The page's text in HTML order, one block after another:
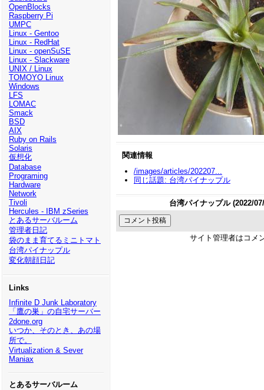
OpenBlocks
Raspberry Pi
UMPC
Linux - Gentoo
Linux - RedHat
Linux - openSuSE
Linux - Slackware
UNIX / Linux
TOMOYO Linux
Windows
LFS
LOMAC
Smack
BSD
AIX
Ruby on Rails
Solaris
仮想化
Database
Programing
Hardware
Network
Tivoli
Hercules - IBM zSeries
とあるサーバルーム
管理者日記
袋のまま育てるミニトマト
台湾パイナップル
変化朝顔日記
Links
Infinite D Junk Laboratory
「鷹の巣」の自宅サーバー
2done.org
いつか、そのとき、あの場
所で。
Virtualization & Sever
Maniax
とあるサーバルーム
関連情報
/images/articles/202207...
同じ話題: 台湾パイナップル
台湾パイナップル (2022/
サイト管理者はコメ